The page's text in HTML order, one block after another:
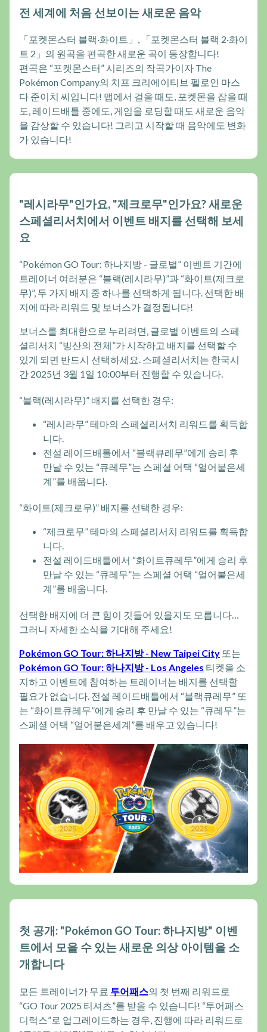
전 세계에 처음 선보이는 새로운 음악
「포켓몬스터 블랙·화이트」, 「포켓몬스터 블랙 2·화이
트 2」의 원곡을 편곡한 새로운 곡이 등장합니다!
편곡은 “포켓몬스터” 시리즈의 작곡가이자 The
Pokémon Company의 치프 크리에이티브 펠로인 마스
다 준이치 씨입니다! 맵에서 걸을 때도, 포켓몬을 잡을 때
도, 레이드배틀 중에도, 게임을 로딩할 때도 새로운 음악
을 감상할 수 있습니다! 그리고 시작할 때 음악에도 변화
가 있습니다!
"레시라무"인가요, "제크로무"인가요? 새로운
스페셜리서치에서 이벤트 배지를 선택해 보세
요
“Pokémon GO Tour: 하나지방 - 글로벌” 이벤트 기간에
트레이너 여러분은 “블랙(레시라무)”과 “화이트(제크로
무)”, 두 가지 배지 중 하나를 선택하게 됩니다. 선택한 배
지에 따라 리워드 및 보너스가 결정됩니다!
보너스를 최대한으로 누리려면, 글로벌 이벤트의 스페
셜리서치 “빙산의 전체”가 시작하고 배지를 선택할 수
있게 되면 반드시 선택하세요. 스페셜리서치는 한국시
간 2025년 3월 1일 10:00부터 진행할 수 있습니다.
“블랙(레시라무)” 배지를 선택한 경우:
“레시라무” 테마의 스페셜리서치 리워드를 획득합
니다.
전설 레이드배틀에서 “블랙큐레무”에게 승리 후
만날 수 있는 “큐레무”는 스페셜 어택 “얼어붙은세
계”를 배웁니다.
“화이트(제크로무)” 배지를 선택한 경우:
“제크로무” 테마의 스페셜리서치 리워드를 획득합
니다.
전설 레이드배틀에서 “화이트큐레무”에게 승리 후
만날 수 있는 “큐레무”는 스페셜 어택 “얼어붙은세
계”를 배웁니다.
선택한 배지에 더 큰 힘이 깃들어 있을지도 모릅니다…
그러니 자세한 소식을 기대해 주세요!
Pokémon GO Tour: 하나지방 - New Taipei City 또는
Pokémon GO Tour: 하나지방 - Los Angeles 티켓을 소
지하고 이벤트에 참여하는 트레이너는 배지를 선택할
필요가 없습니다. 전설 레이드배틀에서 “블랙큐레무” 또
는 “화이트큐레무”에게 승리 후 만날 수 있는 “큐레무”는
스페셜 어택 “얼어붙은세계”를 배우고 있습니다!
첫 공개: "Pokémon GO Tour: 하나지방" 이벤
트에서 모을 수 있는 새로운 의상 아이템을 소
개합니다
모든 트레이너가 무료 투어패스의 첫 번째 리워드로
“GO Tour 2025 티셔츠”를 받을 수 있습니다! “투어패스
디럭스”로 업그레이드하는 경우, 진행에 따라 리워드로